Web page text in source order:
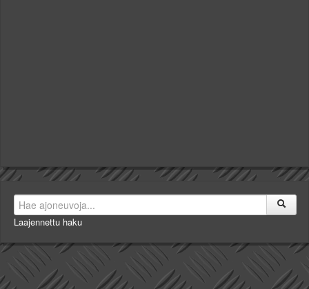
Laajennettu haku